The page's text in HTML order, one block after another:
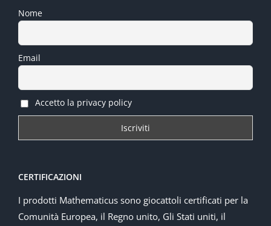
Nome
Email
Accetto la privacy policy
CERTIFICAZIONI
I prodotti Mathematicus sono giocattoli certificati per la
Comunità Europea, il Regno unito, Gli Stati uniti, il